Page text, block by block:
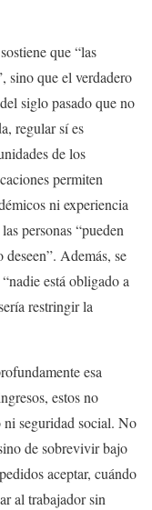
que “las
sino que el verdadero
siglo pasado que no
regular sí es
de los
permiten
ni experiencia
personas “pueden
Además, se
está obligado a
restringir la
esa
estos no
seguridad social. No
de sobrevivir bajo
aceptar, cuándo
al trabajador sin